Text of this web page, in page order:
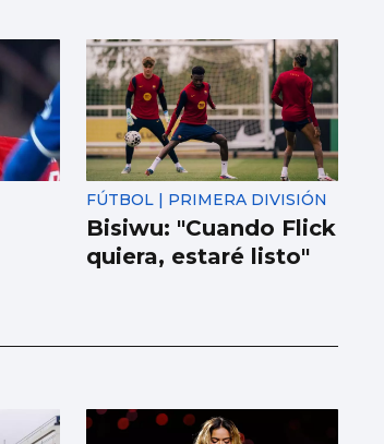
FÚTBOL | PRIMERA DIVISIÓN
Bisiwu: "Cuando Flick
quiera, estaré listo"